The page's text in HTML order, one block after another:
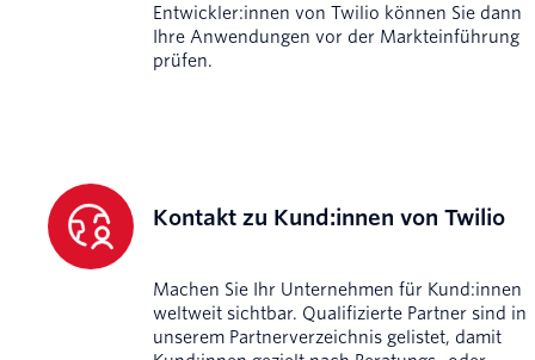
Entwickler:innen von Twilio können Sie dann
Ihre Anwendungen vor der Markteinführung
prüfen.
Kontakt zu Kund:innen von Twilio
Machen Sie Ihr Unternehmen für Kund:innen
weltweit sichtbar. Qualifizierte Partner sind in
unserem Partnerverzeichnis gelistet, damit